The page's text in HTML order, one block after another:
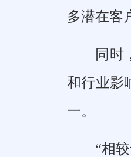
多潜在客
同时
和行业影
一。
“相